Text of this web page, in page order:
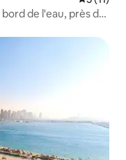
de l'eau, près de